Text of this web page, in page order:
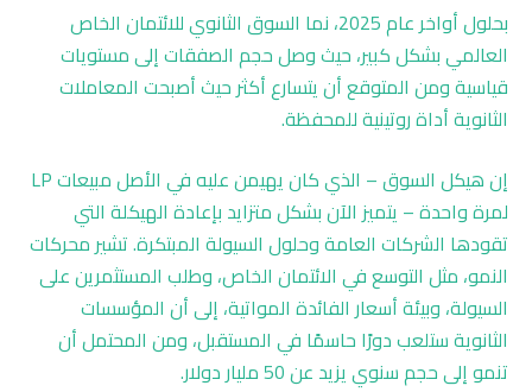
بحلول أواخر عام 2025، نما السوق الثانوي للائتمان الخاص
العالمي بشكل كبير، حيث وصل حجم الصفقات إلى مستويات
قياسية ومن المتوقع أن يتسارع أكثر حيث أصبحت المعاملات
الثانوية أداة روتينية للمحفظة.
إن هيكل السوق – الذي كان يهيمن عليه في الأصل مبيعات LP
لمرة واحدة – يتميز الآن بشكل متزايد بإعادة الهيكلة التي
تقودها الشركات العامة وحلول السيولة المبتكرة. تشير محركات
النمو، مثل التوسع في الائتمان الخاص، وطلب المستثمرين على
السيولة، وبيئة أسعار الفائدة المواتية، إلى أن المؤسسات
الثانوية ستلعب دورًا حاسمًا في المستقبل، ومن المحتمل أن
تنمو إلى حجم سنوي يزيد عن 50 مليار دولار.